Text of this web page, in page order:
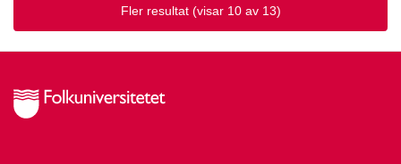
Fler resultat (visar 10 av 13)